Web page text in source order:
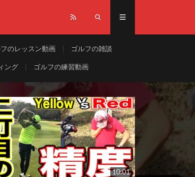
のレッスン動画 ゴルフの雑談
ング ゴルフの練習動画
10:01